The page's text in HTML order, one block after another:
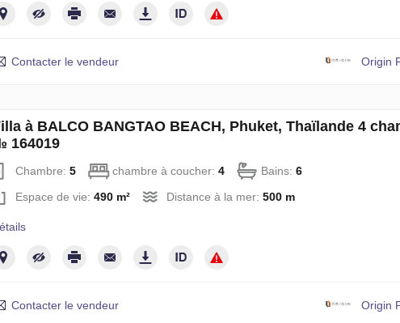
Contacter le vendeur Origin
à BALCO BANGTAO BEACH, Phuket, Thaïlande 4
164019
Chambre: 5 chambre à coucher: 4 Bains: 6
Espace de vie: 490 m² Distance à la mer: 500 m
Contacter le vendeur Origin